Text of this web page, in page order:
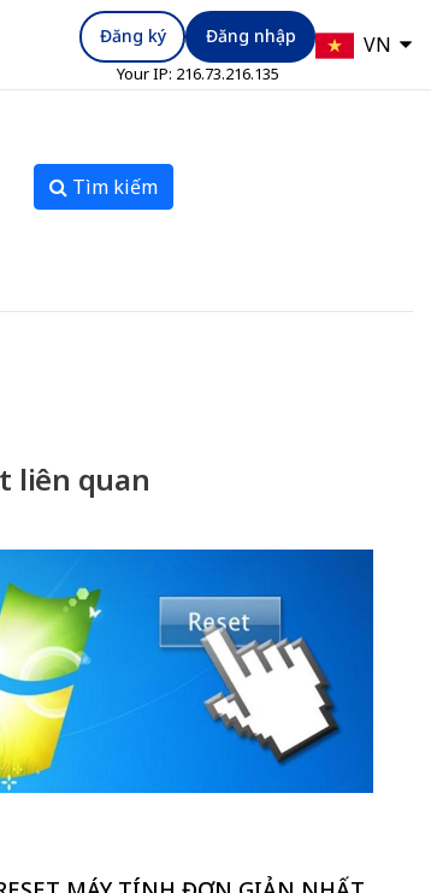
Đăng ký Đăng nhập
Your IP: 216.73.216.135
VN
Tìm kiếm
liên quan